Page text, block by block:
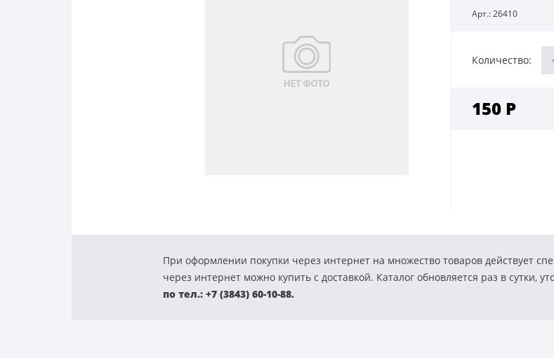
Арт.: 26410
Количество:
150 Р
При оформлении покупки через интернет на множество товаров действует
через интернет можно купить с доставкой. Каталог обновляется раз в сутки,
по тел.: +7 (3843) 60-10-88.